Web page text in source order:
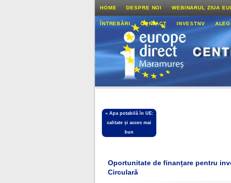
HOME DESPRE NOI WEBINARUL ZIUA
ÎNTREBĂRI CONTACT INVESTNV
« Apa potabilă în UE:
calitate și acces mai
bun
Oportunitate de finanțare pentru
Circulară